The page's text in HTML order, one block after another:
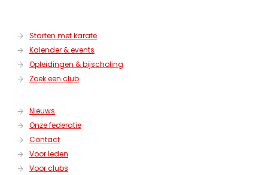
Starten met karate
Kalender & events
Opleidingen & bijscholing
Zoek een club
Nieuws
Onze federatie
Contact
Voor leden
Voor clubs